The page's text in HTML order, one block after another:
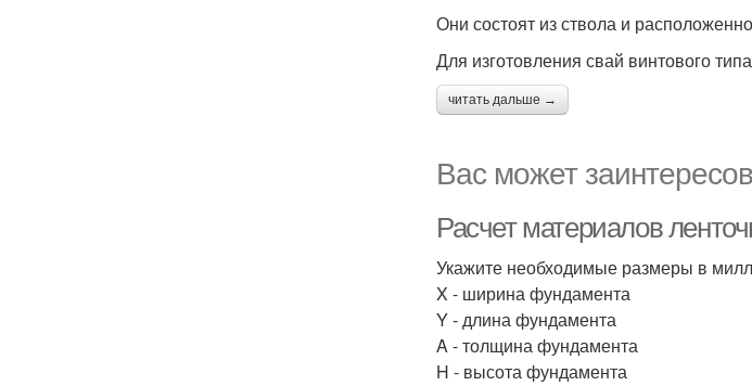
Они состоят из ствола и
Для изготовления свай винтового
читать дальше →
Вас может
Расчет материалов
Укажите необходимые размеры в
X - ширина фундамента
Y - длина фундамента
A - толщина фундамента
H - высота фундамента